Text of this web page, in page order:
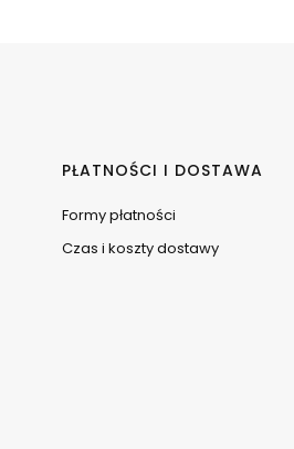
PŁATNOŚCI I DOSTAWA
Formy płatności
Czas i koszty dostawy